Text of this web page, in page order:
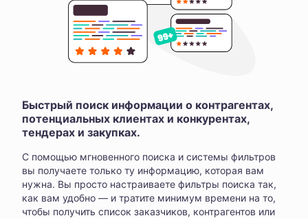
Быстрый поиск информации о контрагентах,
потенциальных клиентах и конкурентах,
тендерах и закупках.
С помощью мгновенного поиска и системы фильтров
вы получаете только ту информацию, которая вам
нужна. Вы просто настраиваете фильтры поиска так,
как вам удобно — и тратите минимум времени на то,
чтобы получить список заказчиков, контрагентов или